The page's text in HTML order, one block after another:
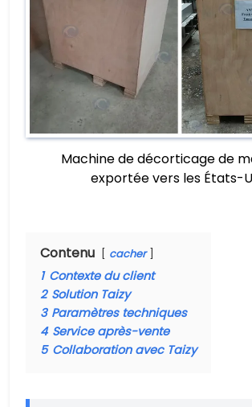
Machine de décorticage de
exportée vers les États-
Contenu cacher
1 Contexte du client
2 Solution Taizy
3 Paramètres techniques
4 Service après-vente
5 Collaboration avec Taizy